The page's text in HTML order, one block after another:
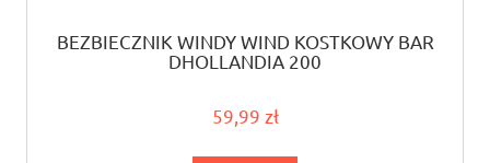
BEZBIECZNIK WINDY WIND KOSTKOWY BAR
DHOLLANDIA 200
59,99 zł